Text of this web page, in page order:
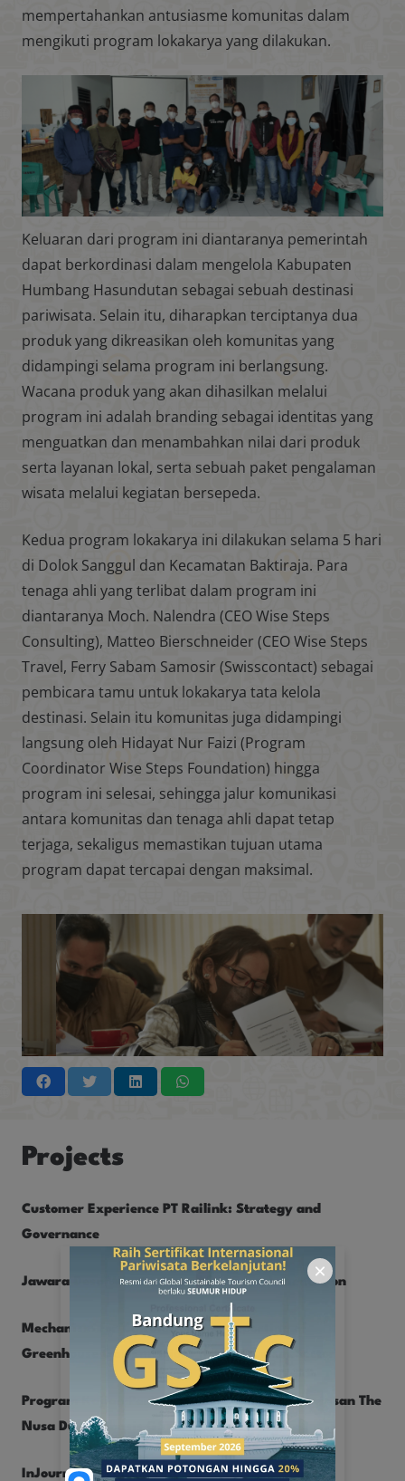
mempertahankan antusiasme komunitas dalam
mengikuti program lokakarya yang dilakukan.
Keluaran dari program ini diantaranya pemerintah
dapat berkordinasi dalam mengelola Kabupaten
Humbang Hasundutan sebagai sebuah destinasi
pariwisata. Selain itu, diharapkan terciptanya dua
produk yang dikreasikan oleh komunitas yang
didampingi selama program ini berlangsung.
Wacana produk yang akan dihasilkan melalui
program ini adalah branding sebagai identitas yang
menguatkan dan menambahkan nilai dari produk
serta layanan lokal, serta sebuah paket pengalaman
wisata melalui kegiatan bersepeda.
Kedua program lokakarya ini dilakukan selama 5 hari
di Dolok Sanggul dan Kecamatan Baktiraja. Para
tenaga ahli yang terlibat dalam program ini
diantaranya Moch. Nalendra (CEO Wise Steps
Consulting), Matteo Bierschneider (CEO Wise Steps
Travel, Ferry Sabam Samosir (Swisscontact) sebagai
pembicara tamu untuk lokakarya tata kelola
destinasi. Selain itu komunitas juga didampingi
langsung oleh Hidayat Nur Faizi (Program
Coordinator Wise Steps Foundation) hingga
program ini selesai, sehingga jalur komunikasi
antara komunitas dan tenaga ahli dapat tetap
terjaga, sekaligus memastikan tujuan utama
program dapat tercapai dengan maksimal.
Projects
Customer Experience PT Railink: Strategy and
Governance
Jawara Desa Wisata Award 2025 Implementation
Mechanism for Calculation and Reporting of
Greenhouse Gas Emissions in the Tourism Sector
Program Kajian Pariwisata Berkelanjutan Kawasan The
Nusa Dua Berbasis GSTC
InJourney Hospitality House